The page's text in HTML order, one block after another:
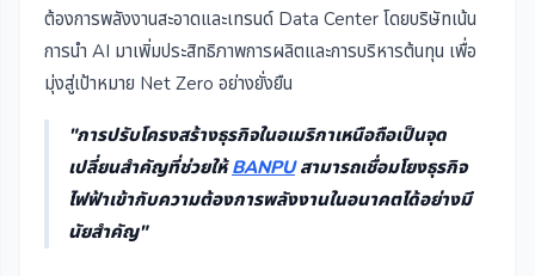
ต้องการพลังงานสะอาดและเทรนด์ Data Center โดยบริษัทเน้น
การนำ AI มาเพิ่มประสิทธิภาพการผลิตและการบริหารต้นทุน เพื่อ
มุ่งสู่เป้าหมาย Net Zero อย่างยั่งยืน
"การปรับโครงสร้างธุรกิจในอเมริกาเหนือถือเป็นจุด
เปลี่ยนสำคัญที่ช่วยให้BANPUสามารถเชื่อมโยงธุรกิจ
ไฟฟ้าเข้ากับความต้องการพลังงานในอนาคตได้อย่างมี
นัยสำคัญ"